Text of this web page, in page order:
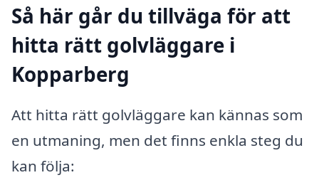
Så här går du tillväga för att
hitta rätt golvläggare i
Kopparberg
Att hitta rätt golvläggare kan kännas som
en utmaning, men det finns enkla steg du
kan följa: